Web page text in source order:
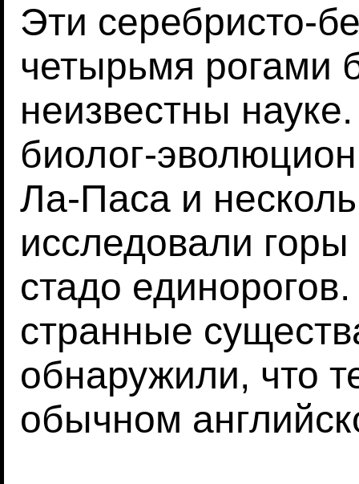
Эти серебристо-
четырьмя рогами
неизвестны
биолог-
Ла-Паса и
исследовали
стадо
странные
обнаружили, что
обычном